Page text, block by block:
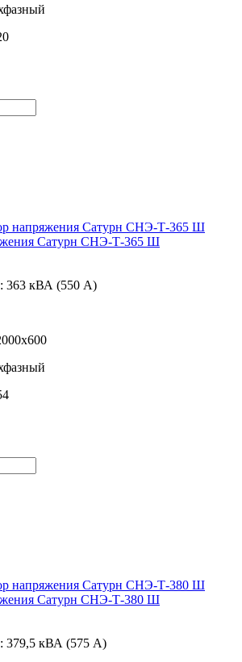
Сатурн СНЭ-Т-365 Ш
363 кВА (550 А)
Сатурн СНЭ-Т-380 Ш
379,5 кВА (575 А)